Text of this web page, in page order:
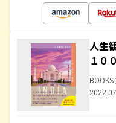
人生
１００